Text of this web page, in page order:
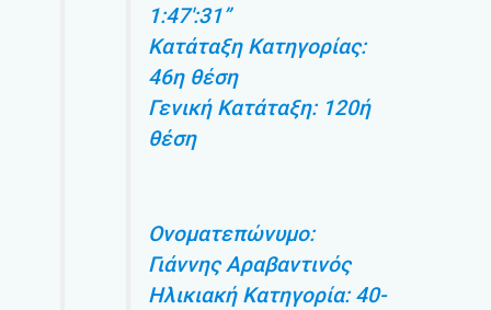
1:47′:31”
Κατάταξη Κατηγορίας:
46η θέση
Γενική Κατάταξη: 120ή
θέση
Ονοματεπώνυμο:
Γιάννης Αραβαντινός
Ηλικιακή Κατηγορία: 40-